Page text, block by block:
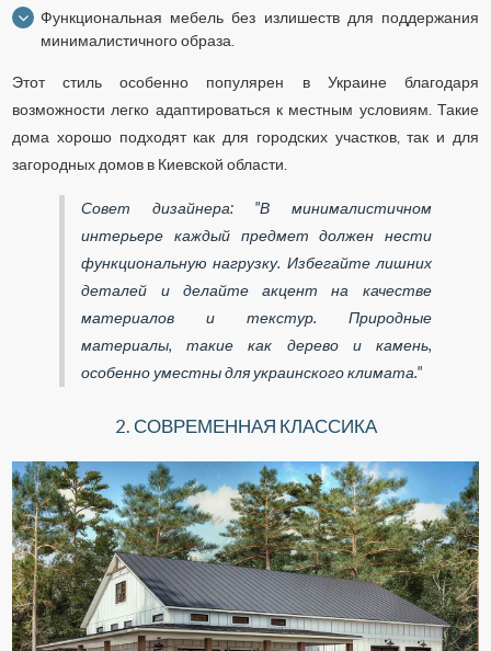
Функциональная мебель без излишеств для поддержания
минималистичного образа.
Этот стиль особенно популярен в Украине благодаря
возможности легко адаптироваться к местным условиям. Такие
дома хорошо подходят как для городских участков, так и для
загородных домов в Киевской области.
Совет дизайнера: "В минималистичном
интерьере каждый предмет должен нести
функциональную нагрузку. Избегайте лишних
деталей и делайте акцент на качестве
материалов и текстур. Природные
материалы, такие как дерево и камень,
особенно уместны для украинского климата."
2. СОВРЕМЕННАЯ КЛАССИКА